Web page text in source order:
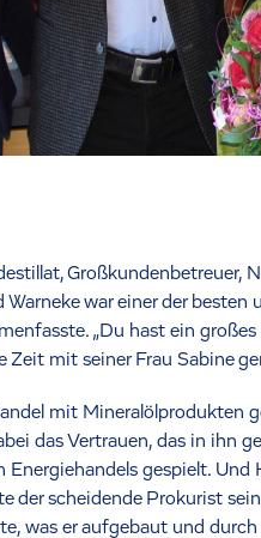
Großkundenbetreuer,
war einer der
„Du hast ein
mit seiner Frau Sabine
mit Mineralölprodukten
das Vertrauen, das in ihn
Energiehandels gespielt.
der scheidende Prokurist
was er aufgebaut und